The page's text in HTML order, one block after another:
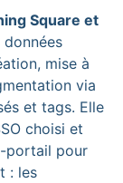
Square et
données
mise à
via
et tags. Elle
choisi et
portail pour
: les